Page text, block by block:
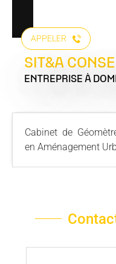
APPELER
SIT&A
ENTREPRISE À
Cabinet de
en Aménagement